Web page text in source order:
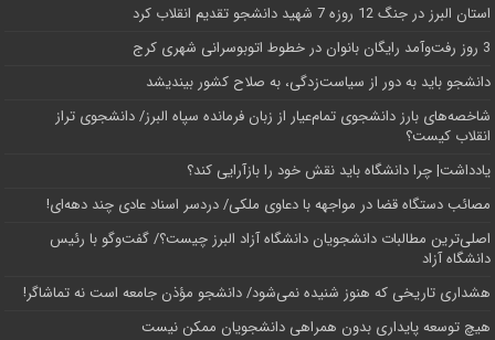
استان البرز در جنگ 12 روزه 7 شهید دانشجو تقدیم انقلاب کرد
3 روز رفت‌وآمد رایگان بانوان در خطوط اتوبوسرانی شهری کرج
دانشجو باید به دور از سیاست‌زدگی، به صلاح کشور بیندیشد
شاخصه‌های بارز دانشجوی تمام‌عیار از زبان فرمانده سپاه البرز/ دانشجوی تراز
انقلاب کیست؟
یادداشت| چرا دانشگاه باید نقش خود را بازآرایی کند؟
مصائب دستگاه قضا در مواجهه با دعاوی ملکی/ دردسر اسناد عادی چند‌ دهه‌ای!
اصلی‌ترین مطالبات دانشجویان دانشگاه آزاد البرز چیست؟/ گفت‌وگو با رئیس
دانشگاه آز‌اد
هشداری تاریخی که هنوز شنیده نمی‌شود/ دانشجو مؤذن جامعه است نه تماشاگر!
هیچ توسعه پایداری بدون همراهی دانشجویان ممکن نیست